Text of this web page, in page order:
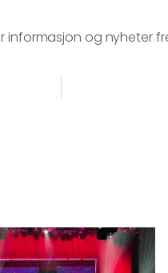
informasjon og nyheter